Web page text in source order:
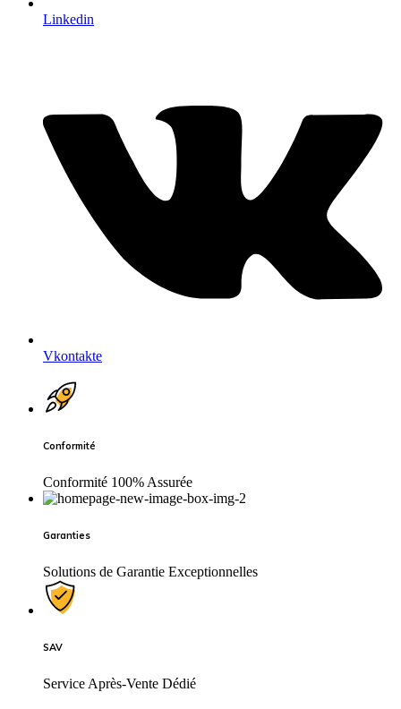
Linkedin
Vkontakte
Conformité
Conformité 100% Assurée
Garanties
Solutions de Garantie Exceptionnelles
SAV
Service Après-Vente Dédié